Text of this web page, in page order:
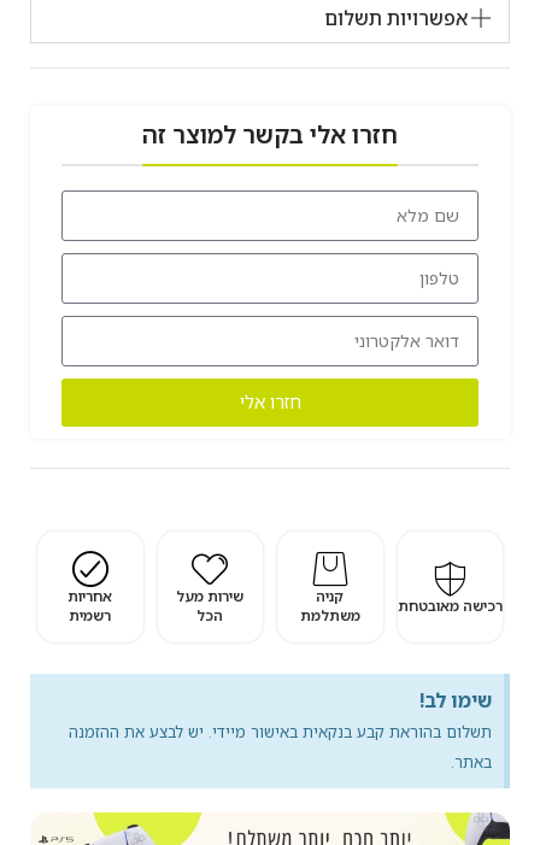
אפשרויות תשלום
חזרו אלי בקשר למוצר זה
חזרו אלי
רכישה מאובטחת
קניה
משתלמת
שירות מעל
הכל
אחריות
רשמית
שימו לב!
תשלום בהוראת קבע בנקאית באישור מיידי. יש לבצע את ההזמנה
באתר.